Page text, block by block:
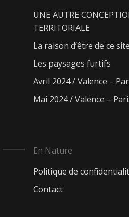
UNE AUTRE
TERRITORIALE
La raison d’être de ce
Les paysages furtifs
Avril 2024 / Valence –
Mai 2024 / Valence –
En Nature
Politique de
Contact